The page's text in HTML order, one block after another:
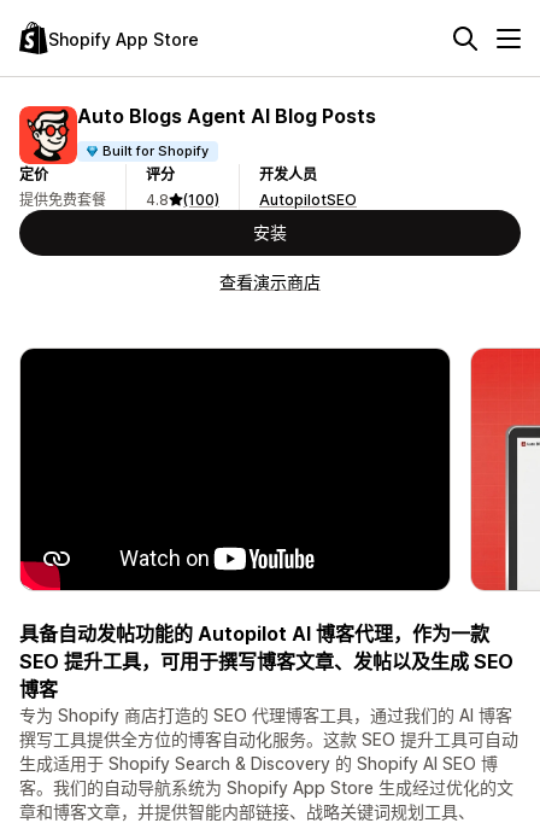
Shopify App Store
Auto Blogs Agent AI Blog Posts
Built for Shopify
定价
提供免费套餐
评分
4.8
(100)
开发人员
AutopilotSEO
安装
查看演示商店
具备自动发帖功能的 Autopilot AI 博客代理，作为一款
SEO 提升工具，可用于撰写博客文章、发帖以及生成 SEO
博客
专为 Shopify 商店打造的 SEO 代理博客工具，通过我们的 AI 博客
撰写工具提供全方位的博客自动化服务。这款 SEO 提升工具可自动
生成适用于 Shopify Search & Discovery 的 Shopify AI SEO 博
客。我们的自动导航系统为 Shopify App Store 生成经过优化的文
章和博客文章，并提供智能内部链接、战略关键词规划工具、